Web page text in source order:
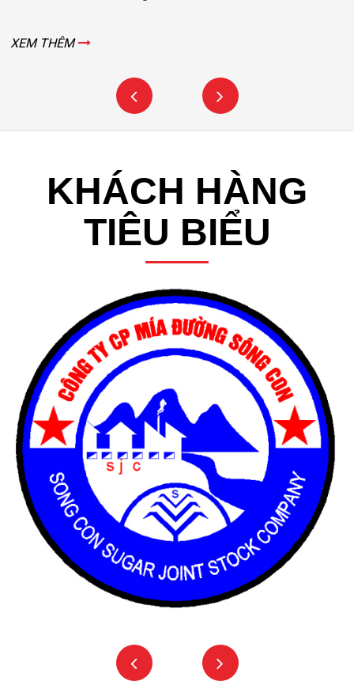
XEM THÊM
KHÁCH HÀNG
TIÊU BIỂU